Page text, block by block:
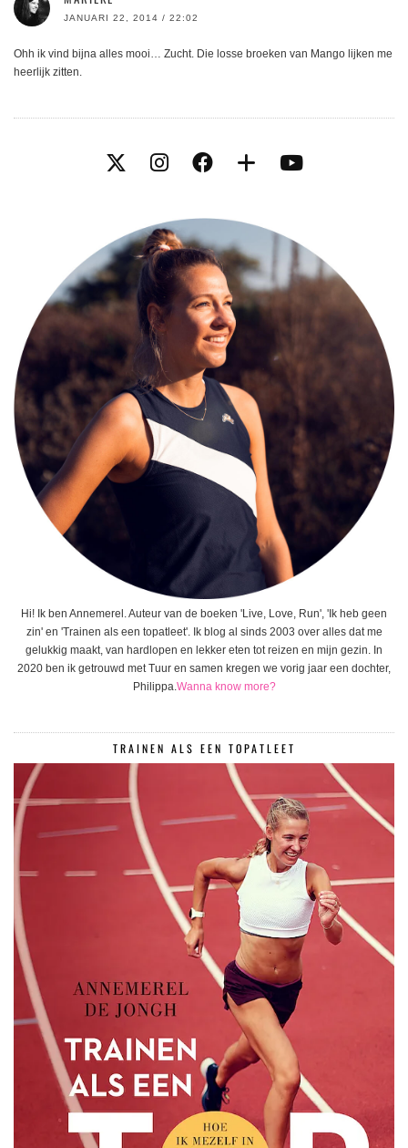
JANUARI 22, 2014 / 22:02
Ohh ik vind bijna alles mooi… Zucht. Die losse broeken van Mango lijken me
heerlijk zitten.
Hi! Ik ben Annemerel. Auteur van de boeken 'Live, Love, Run', 'Ik heb geen
zin' en 'Trainen als een topatleet'. Ik blog al sinds 2003 over alles dat me
gelukkig maakt, van hardlopen en lekker eten tot reizen en mijn gezin. In
2020 ben ik getrouwd met Tuur en samen kregen we vorig jaar een dochter,
Philippa.Wanna know more?
TRAINEN ALS EEN TOPATLEET